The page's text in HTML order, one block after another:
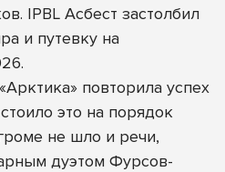
IPBL Асбест застолбил
и путевку на
повторила успех
это на порядок
не шло и речи,
дуэтом Фурсов-